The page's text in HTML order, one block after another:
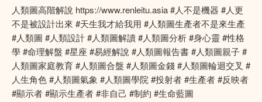
人類圖高階解說 https://www.renleitu.asia #人不是機器 #人更
不是被設計出來 #天生我才給我用 #人類圖生產者不是來生產
#人類圖 #人類設計 #人類圖解讀 #人類圖分析 #身心靈 #性格
學 #命理解盤 #星座 #易經解說 #人類圖報告書 #人類圖親子 #
人類圖家庭教育 #人類圖合盤 #人類圖金錢 #人類圖輪迴交叉 #
人生角色 #人類圖氣象 #人類圖學院 #投射者 #生產者 #反映者
#顯示者 #顯示生產者 #非自己 #制約 #生命藍圖